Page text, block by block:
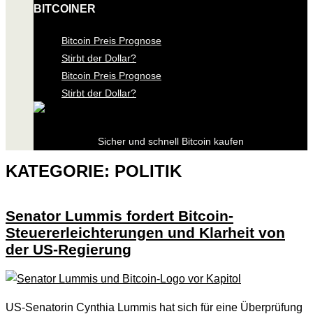
BITCOINER
Bitcoin Preis Prognose
Stirbt der Dollar?
Bitcoin Preis Prognose
Stirbt der Dollar?
Sicher und schnell Bitcoin kaufen
KATEGORIE: POLITIK
Senator Lummis fordert Bitcoin-
Steuererleichterungen und Klarheit von
der US-Regierung
US-Senatorin Cynthia Lummis hat sich für eine Überprüfung